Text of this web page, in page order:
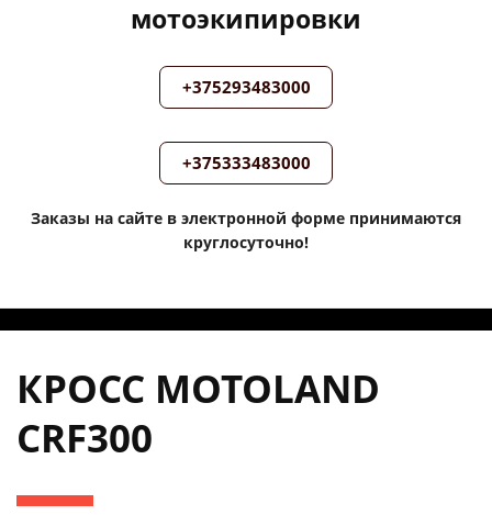
мотоэкипировки
+375293483000
+375333483000
Заказы на сайте в электронной форме принимаются
круглосуточно!
КРОСС MOTOLAND
CRF300